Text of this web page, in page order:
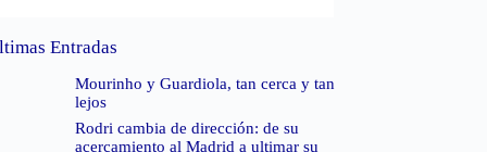
Entradas
Mourinho y Guardiola, tan cerca y tan
lejos
Rodri cambia de dirección: de su
acercamiento al Madrid a ultimar su